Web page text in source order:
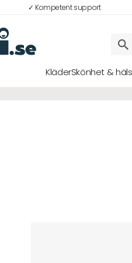
✓ Kompetent support
KläderSkönhet &